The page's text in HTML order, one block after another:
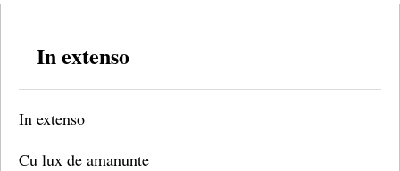
In extenso
In extenso
Cu lux de amanunte